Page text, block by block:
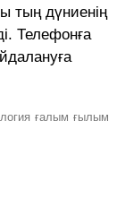
тың дүниенің
Телефонға
ғалым ғылым